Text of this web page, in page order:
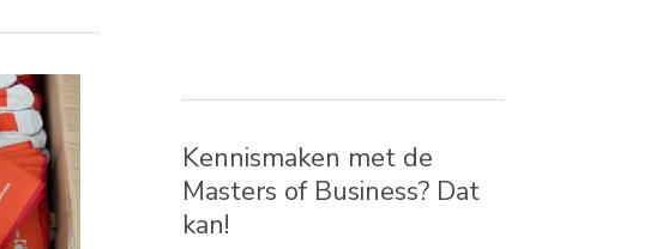
Kennismaken met de
Masters of Business? Dat
kan!